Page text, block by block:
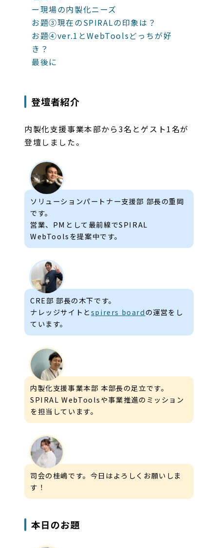
ー現場の内製化ニーズ
お題③現在のSPIRALの印象は？
お題④ver.1とWebToolsどっちが好
き？
最後に
登壇者紹介
内製化支援事業本部から3名とゲスト1名が
登壇しました。
ソリューションパートナー支援部 部長の重岡
です。
営業、PMとして最前線でSPIRAL
WebToolsを提案中です。
CRE部 部長の木下です。
ナレッジサイトとspirers boardの運営をし
ています。
内製化支援事業本部 本部長の足立です。
SPIRAL WebToolsや事業推進のミッション
を担当しています。
司会の桂嶋です。今日はよろしくお願いしま
す！
本日のお題